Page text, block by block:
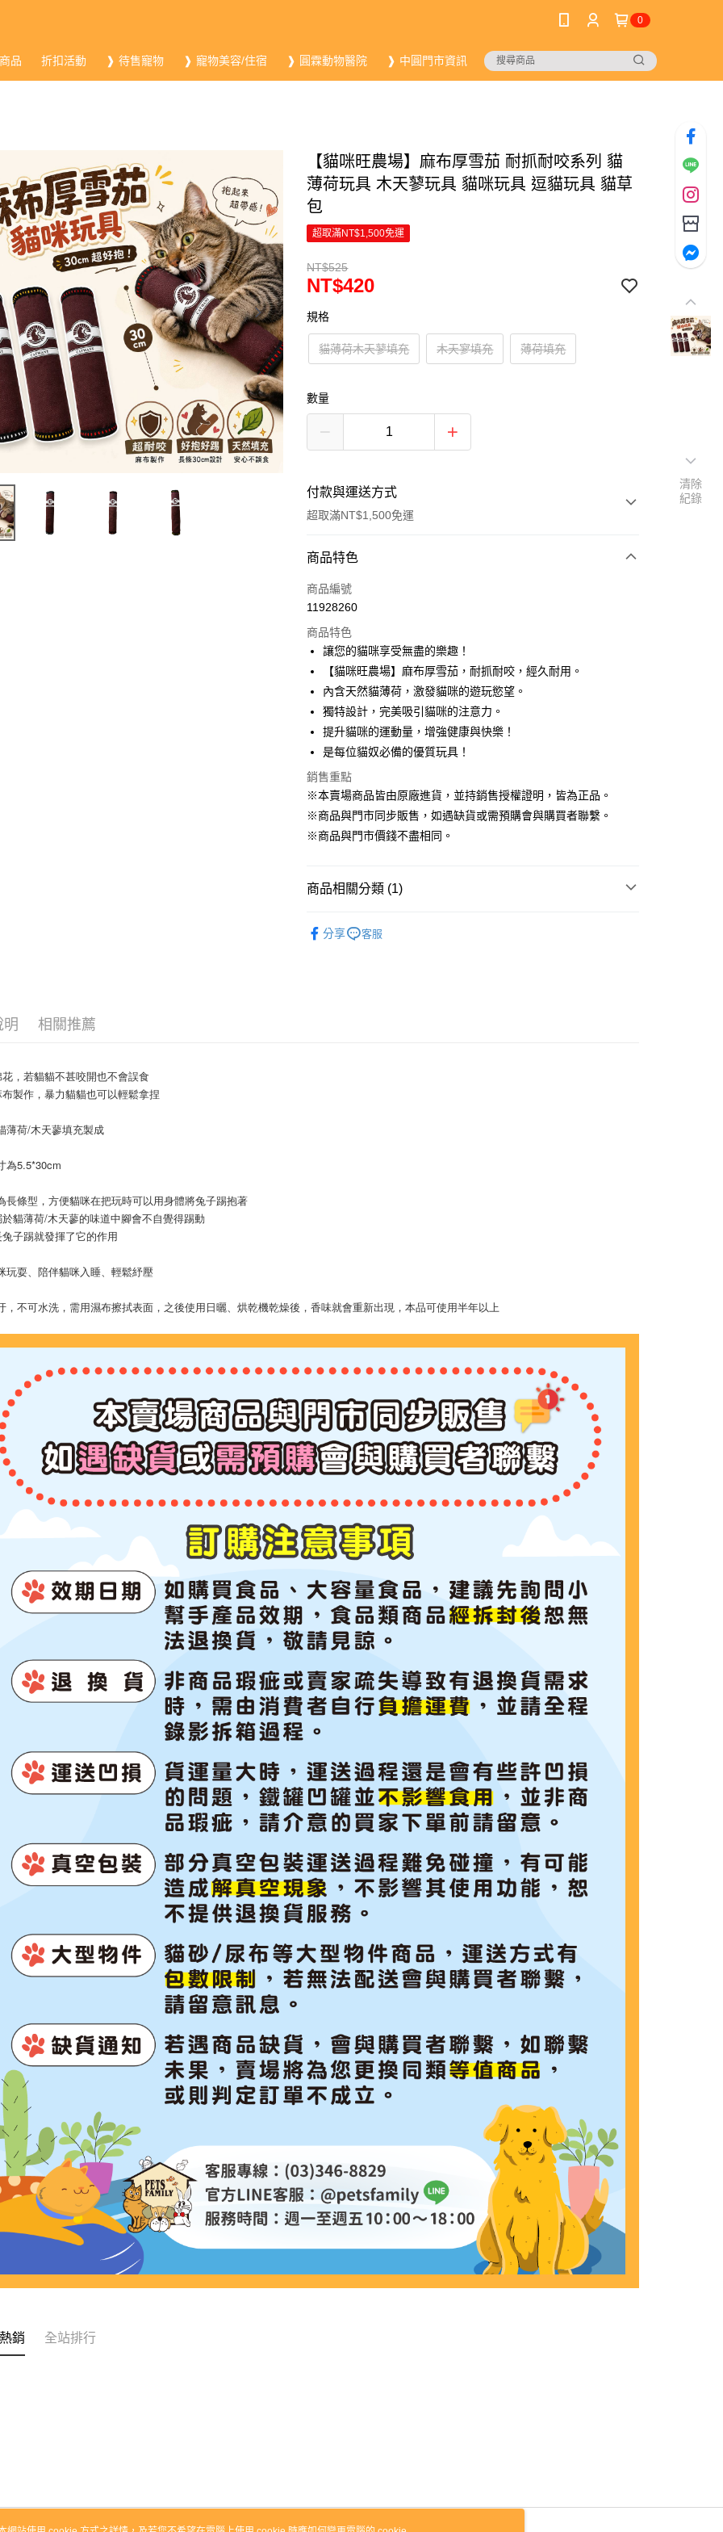
0
品 折扣活動 ❱ 待售寵物 ❱ 寵物美容/住宿 ❱ 圓霖動物醫院 ❱ 中圓門市資訊
【貓咪旺農場】麻布厚雪茄 耐抓耐咬系列 貓
薄荷玩具 木天蓼玩具 貓咪玩具 逗貓玩具 貓草
包
超取滿NT$1,500免運
NT$525
NT$420
規格
貓薄荷木天蓼填充 木天寥填充 薄荷填充
數量
付款與運送方式
超取滿NT$1,500免運
付款方式
信用卡一次付款
LINE Pay
Apple Pay
街口支付
悠遊付
ATM付款
貨到付款
每筆NT$80，滿NT$1,500(含以上)免運費
商品特色
商品編號
11928260
商品特色
讓您的貓咪享受無盡的樂趣！
【貓咪旺農場】麻布厚雪茄，耐抓耐咬，經久耐用。
內含天然貓薄荷，激發貓咪的遊玩慾望。
獨特設計，完美吸引貓咪的注意力。
提升貓咪的運動量，增強健康與快樂！
是每位貓奴必備的優質玩具！
銷售重點
※本賣場商品皆由原廠進貨，並持銷售授權證明，皆為正品。
※商品與門市同步販售，如遇缺貨或需預購會與購買者聯繫。
※商品與門市價錢不盡相同。
商品相關分類 (1)
分享
客服
明 相關推薦
，若貓貓不甚咬開也不會誤食
製作，暴力貓貓也可以輕鬆拿捏
薄荷/木天蓼填充製成
為5.5*30cm
長條型，方便貓咪在把玩時可以用身體將兔子踢抱著
貓薄荷/木天蓼的味道中腳會不自覺得踢動
子踢就發揮了它的作用
玩耍、陪伴貓咪入睡、輕鬆紓壓
，不可水洗，需用濕布擦拭表面，之後使用日曬、烘乾機乾燥後，香味就會重新出現，本品可使用半年以上
銷 全站排行
清除
紀錄